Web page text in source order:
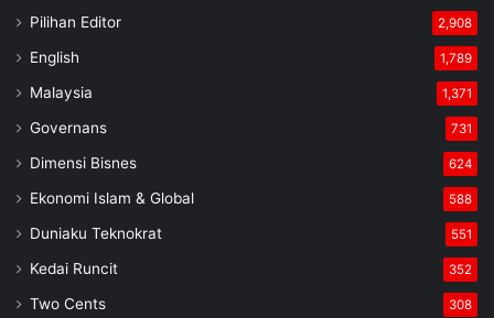
Pilihan Editor 2,908
English 1,789
Malaysia 1,371
Governans 731
Dimensi Bisnes 624
Ekonomi Islam & Global 588
Duniaku Teknokrat 551
Kedai Runcit 352
Two Cents 308